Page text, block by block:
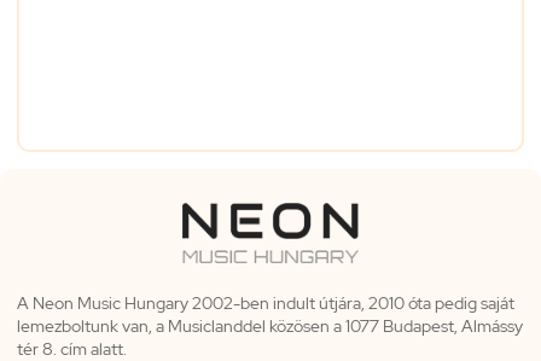
A Neon Music Hungary 2002-ben indult útjára, 2010 óta pedig saját
lemezboltunk van, a Musiclanddel közösen a 1077 Budapest, Almássy
tér 8. cím alatt.